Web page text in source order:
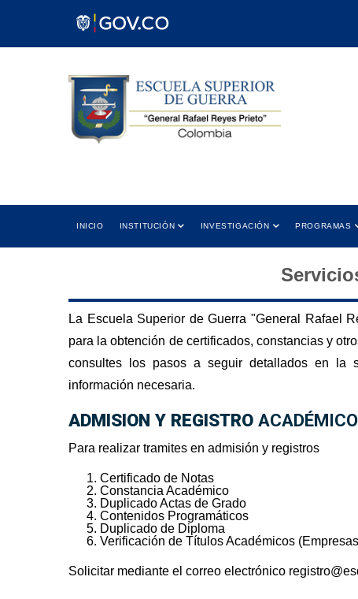
Cra 11 No. 102-50 Bogotá D.C.,
Colombia
Main
INICIO INSTITUCIÓN INVESTIGACIÓN PROGRAMAS
La Escuela Superior de Guerra "General Rafael
para la obtención de certificados, constancias y
consultes los pasos a seguir detallados en la
información necesaria.
ADMISION Y REGISTRO
Para realizar tramites en admisión y registros
Certificado de Notas
Constancia Académico
Duplicado Actas de Grado
Contenidos Programáticos
Duplicado de Diploma
Verificación de Títulos Académicos
Solicitar mediante el correo electrónico